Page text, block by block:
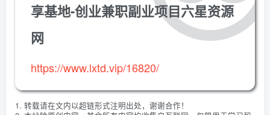
享基地-创业兼职副业项目六星资源
网
https://www.lxtd.vip/16820/
1. 转载请在文内以超链形式注明出处，谢谢合作！